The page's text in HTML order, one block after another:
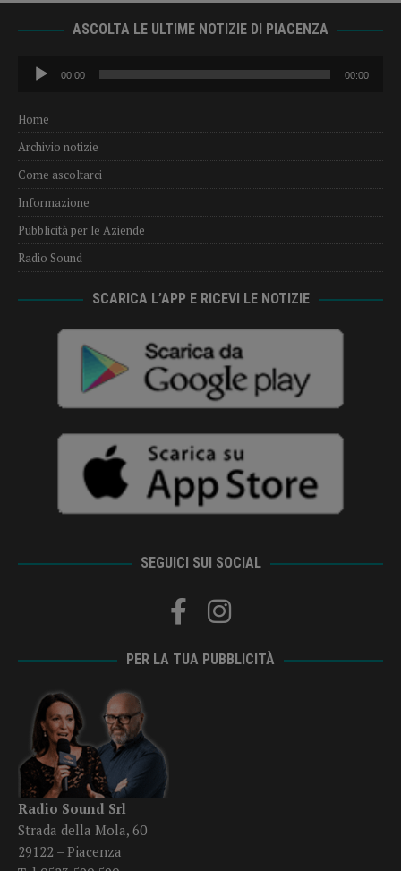
ASCOLTA LE ULTIME NOTIZIE DI PIACENZA
Audio
Player
00:00 00:00
Home
Archivio notizie
Come ascoltarci
Informazione
Pubblicità per le Aziende
Radio Sound
SCARICA L’APP E RICEVI LE NOTIZIE
SEGUICI SUI SOCIAL
PER LA TUA PUBBLICITÀ
Radio Sound Srl
Strada della Mola, 60
29122 – Piacenza